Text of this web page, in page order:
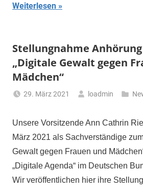
Weiterlesen
Stellungnahme
„Digitale Gewalt gegen
Mädchen“
29. März 2021 loadmin
Unsere Vorsitzende Ann Cathrin
März 2021 als Sachverständige
Gewalt gegen Frauen und
„Digitale Agenda“ im Deutschen
Wir veröffentlichen hier ihre